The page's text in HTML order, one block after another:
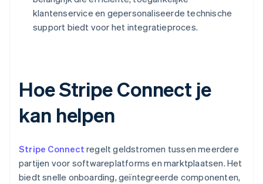
klantenservice en gepersonaliseerde technische
support biedt voor het integratieproces.
Hoe Stripe Connect je
kan helpen
Stripe Connect regelt geldstromen tussen meerdere
partijen voor softwareplatforms en marktplaatsen. Het
biedt snelle onboarding, geïntegreerde componenten,